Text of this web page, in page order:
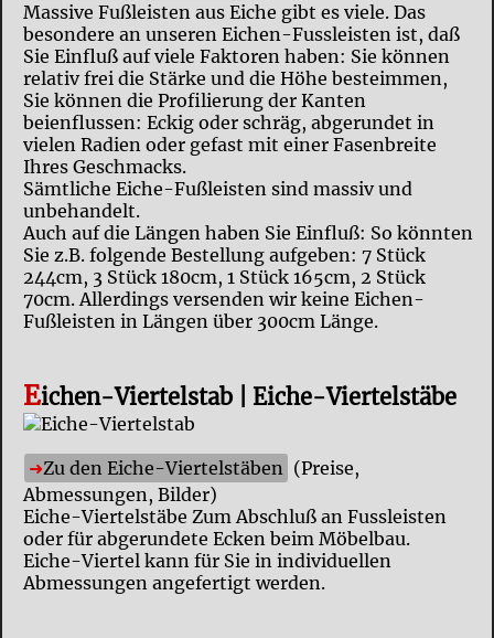
Massive Fußleisten aus Eiche gibt es viele. Das
besondere an unseren Eichen-Fussleisten ist, daß
Sie Einfluß auf viele Faktoren haben: Sie können
relativ frei die Stärke und die Höhe besteimmen,
Sie können die Profilierung der Kanten
beienflussen: Eckig oder schräg, abgerundet in
vielen Radien oder gefast mit einer Fasenbreite
Ihres Geschmacks.
Sämtliche Eiche-Fußleisten sind massiv und
unbehandelt.
Auch auf die Längen haben Sie Einfluß: So könnten
Sie z.B. folgende Bestellung aufgeben: 7 Stück
244cm, 3 Stück 180cm, 1 Stück 165cm, 2 Stück
70cm. Allerdings versenden wir keine Eichen-
Fußleisten in Längen über 300cm Länge.
Eichen-Viertelstab | Eiche-Viertelstäbe
Zu den Eiche-Viertelstäben (Preise,
Abmessungen, Bilder)
Eiche-Viertelstäbe Zum Abschluß an Fussleisten
oder für abgerundete Ecken beim Möbelbau.
Eiche-Viertel kann für Sie in individuellen
Abmessungen angefertigt werden.